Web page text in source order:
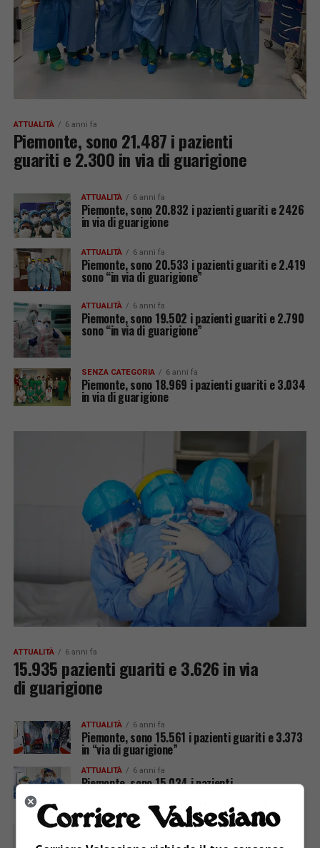
ATTUALITÀ 6 anni fa
Piemonte, sono 21.487 i pazienti
guariti e 2.300 in via di guarigione
ATTUALITÀ 6 anni fa
Piemonte, sono 20.832 i pazienti guariti e 2426
in via di guarigione
ATTUALITÀ 6 anni fa
Piemonte, sono 20.533 i pazienti guariti e 2.419
sono “in via di guarigione”
ATTUALITÀ 6 anni fa
Piemonte, sono 19.502 i pazienti guariti e 2.790
sono “in via di guarigione”
SENZA CATEGORIA 6 anni fa
Piemonte, sono 18.969 i pazienti guariti e 3.034
in via di guarigione
ATTUALITÀ 6 anni fa
15.935 pazienti guariti e 3.626 in via
di guarigione
ATTUALITÀ 6 anni fa
Piemonte, sono 15.561 i pazienti guariti e 3.373
in “via di guarigione”
ATTUALITÀ 6 anni fa
Piemonte, sono 15.034 i pazienti
guarigione”
ATTUALITÀ 6 anni fa
Piemonte, i pazienti virologicamente guariti